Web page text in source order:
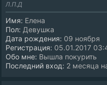
Л.П.Д
Имя: Елена
Пол: Девушка
Дата рождения: 09 ноября
Регистрация: 05.01.2017
Обо мне: Вышла покурить
Последний вход: 2 месяца